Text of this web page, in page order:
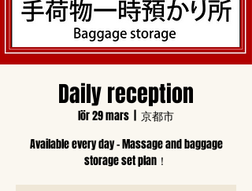
Daily reception
lör 29 mars
京都市
Available every day - Massage and baggage
storage set plan！